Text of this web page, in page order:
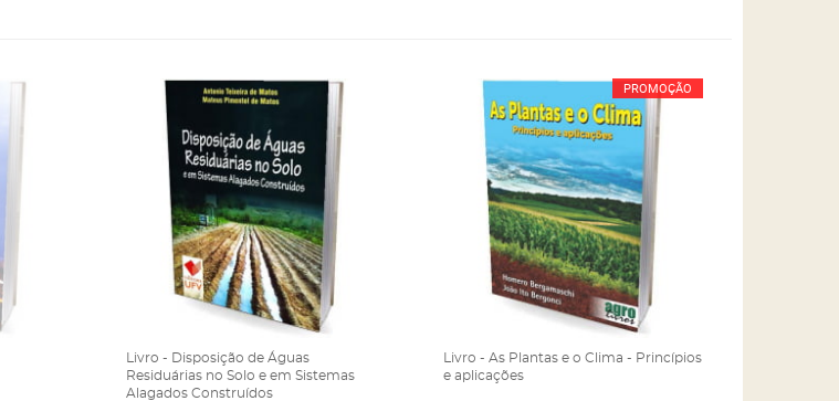
Livro - Disposição de Águas
Residuárias no Solo e em Sistemas
Alagados Construídos
PROMOÇÃO
Livro - As Plantas e o Clima - Princípios
e aplicações